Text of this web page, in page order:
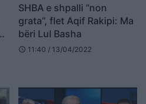
SHBA e shpalli “non
grata”, flet Aqif Rakipi: Ma
bëri Lul Basha
schedule 11:40 / 13/04/2022